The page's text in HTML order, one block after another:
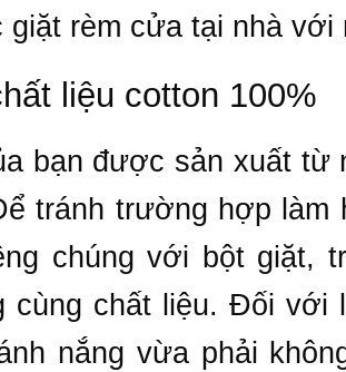
giặt rèm cửa tại nhà với
liệu cotton 100%
bạn được sản xuất từ
tránh trường hợp làm
chúng với bột giặt,
cùng chất liệu. Đối với
nắng vừa phải